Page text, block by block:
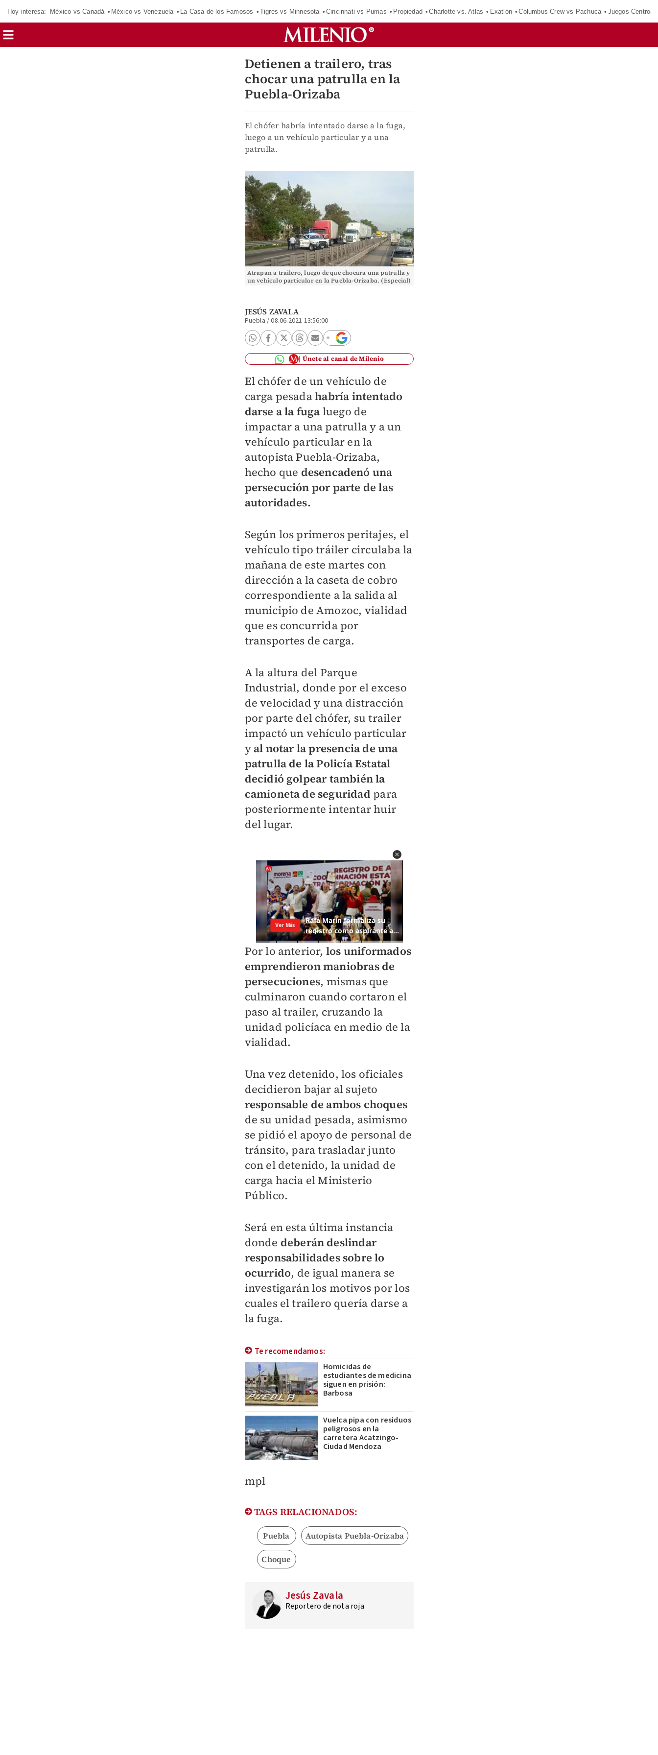
Hoy interesa: México vs Canadá México vs Venezuela La Casa de los Famosos Tigres vs Minnesota Cincinnati vs Pumas Propiedad Charlotte vs. Atlas Exatlón Columbus Crew vs Pachuca Juegos
Detienen a trailero, tras
chocar una patrulla en la
Puebla-Orizaba
El chófer habría intentado darse a la fuga,
luego a un vehículo particular y a una
patrulla.
Atrapan a trailero, luego de que chocara una patrulla y
un vehículo particular en la Puebla-Orizaba. (Especial)
JESÚS ZAVALA
Puebla /08.06.2021 13:56:00
Únete al canal de Milenio
El chófer de un vehículo de
carga pesadahabría intentado
darse a la fuga luego de
impactar a una patrulla y a un
vehículo particular en la
autopista Puebla-Orizaba,
hecho que desencadenó una
persecución por parte de las
autoridades.
Según los primeros peritajes, el
vehículo tipo tráiler circulaba la
mañana de este martes con
dirección a la caseta de cobro
correspondiente a la salida al
municipio de Amozoc, vialidad
que es concurrida por
transportes de carga.
A la altura del Parque
Industrial, donde por el exceso
de velocidad y una distracción
por parte del chófer, su trailer
impactó un vehículo particular
y al notar la presencia de una
patrulla de la Policía Estatal
decidió golpear también la
camioneta de seguridad para
posteriormente intentar huir
del lugar.
Por lo anterior, los uniformados
emprendieron maniobras de
persecuciones, mismas que
culminaron cuando cortaron el
paso al trailer, cruzando la
unidad policíaca en medio de la
vialidad.
Una vez detenido, los oficiales
decidieron bajar al sujeto
responsable de ambos choques
de su unidad pesada, asimismo
se pidió el apoyo de personal de
tránsito, para trasladar junto
con el detenido, la unidad de
carga hacia el Ministerio
Público.
Será en esta última instancia
donde deberán deslindar
responsabilidades sobre lo
ocurrido, de igual manera se
investigarán los motivos por los
cuales el trailero quería darse a
la fuga.
Te recomendamos:
Homicidas de
estudiantes de medicina
siguen en prisión:
Barbosa
Vuelca pipa con residuos
peligrosos en la
carretera Acatzingo-
Ciudad Mendoza
mpl
TAGS RELACIONADOS:
Puebla Autopista Puebla-Orizaba
Choque
Jesús Zavala
Reportero de nota roja